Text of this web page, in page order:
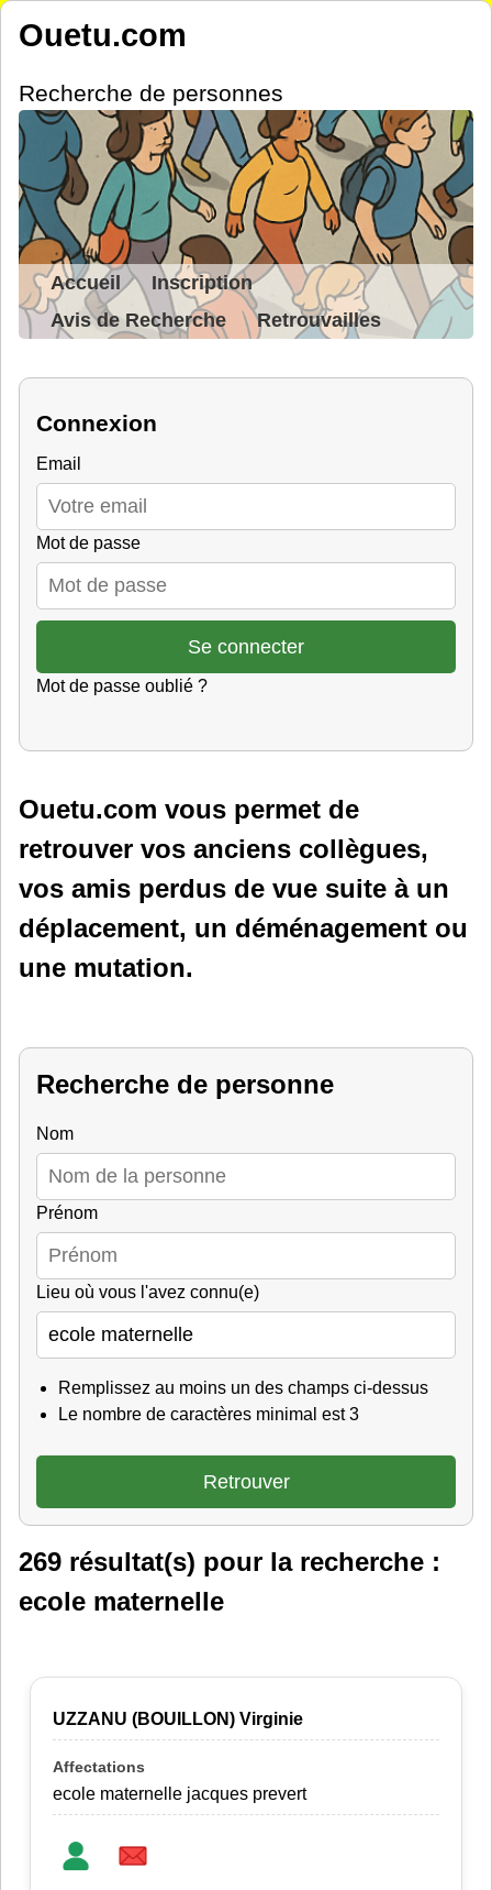
Ouetu.com
Recherche de personnes
Accueil
Inscription
Avis de Recherche
Retrouvailles
Connexion
Email
Mot de passe
Mot de passe oublié ?
Ouetu.com vous permet de
retrouver vos anciens collègues,
vos amis perdus de vue suite à un
déplacement, un déménagement ou
une mutation.
Recherche de personne
Nom
Prénom
Lieu où vous l'avez connu(e)
Remplissez au moins un des champs ci-dessus
Le nombre de caractères minimal est 3
269 résultat(s) pour la recherche :
ecole maternelle
UZZANU (BOUILLON) Virginie
ecole maternelle jacques prevert